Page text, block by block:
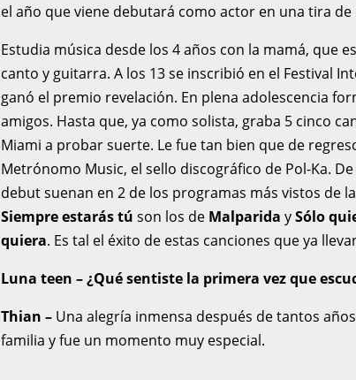
el año que viene debutará como actor en una tira de
Estudia música desde los 4 años con la mamá, que
canto y guitarra. A los 13 se inscribió en el Festival
ganó el premio revelación. En plena adolescencia
amigos. Hasta que, ya como solista, graba 5 cinco
Miami a probar suerte. Le fue tan bien que de
Metrónomo Music, el sello discográfico de Pol-Ka.
debut suenan en 2 de los programas más vistos de
Siempre estarás tú son los de Malparida ySólo
quiera. Es tal el éxito de estas canciones que ya
Luna teen – ¿Qué sentiste la primera vez que
Thian – Una alegría inmensa después de tantos
familia y fue un momento muy especial.